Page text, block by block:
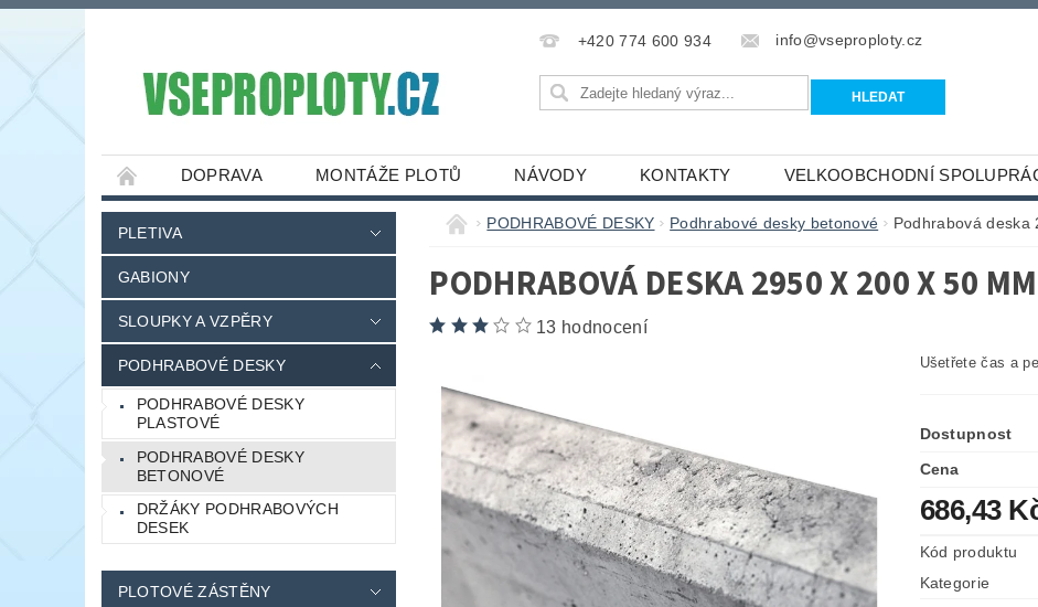
+420 774 600 934 info@vseproploty.cz
DOPRAVA MONTÁŽE PLOTŮ NÁVODY KONTAKTY VELKOOBCHODNÍ
PLETIVA
GABIONY
SLOUPKY A VZPĚRY
PODHRABOVÉ DESKY
PODHRABOVÉ DESKY
PLASTOVÉ
PODHRABOVÉ DESKY
BETONOVÉ
DRŽÁKY PODHRABOVÝCH
DESEK
PLOTOVÉ ZÁSTĚNY
PODHRABOVÉ DESKY Podhrabové desky betonové Podhrabová deska
PODHRABOVÁ DESKA 2950 X 200 X 50 MM
13 hodnocení
Ušetřete čas a
Dostupnost
Cena
686,43
Kód produktu
Kategorie